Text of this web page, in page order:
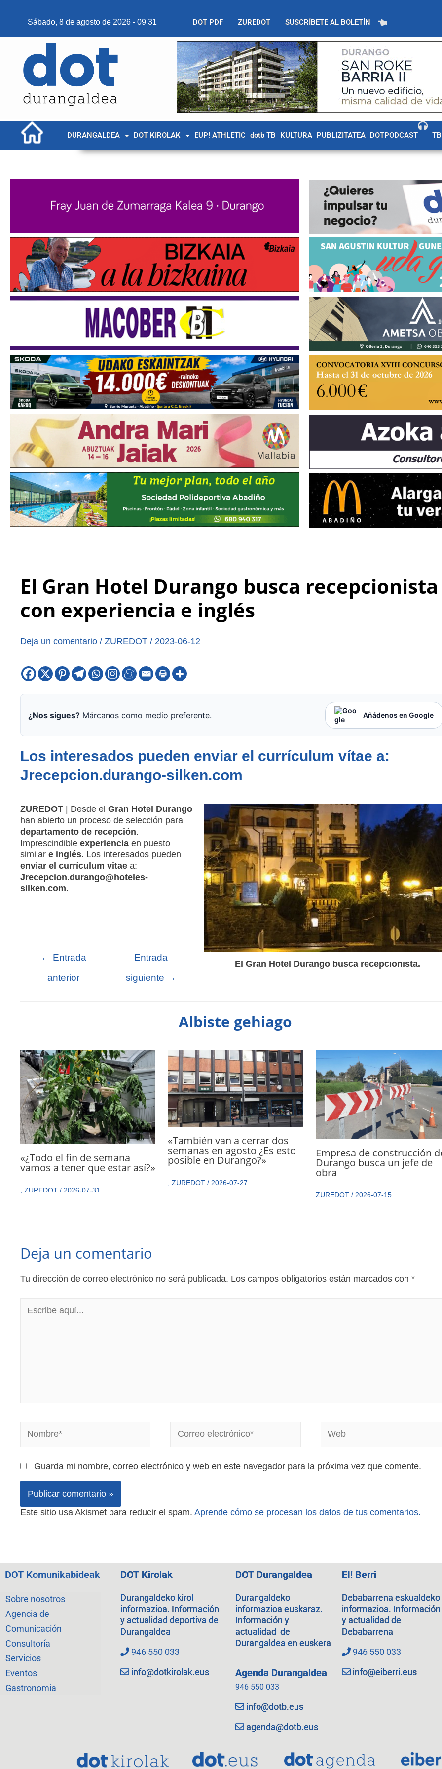
Sábado, 8 de agosto de 2026 - 09:31 DOT PDF ZUREDOT SUSCRÍBETE AL BOLETÍN
DURANGALDEA DOT KIROLAK EUP! ATHLETIC dotb TB KULTURA PUBLIZITATEA DOTPODCAST
El Gran Hotel Durango busca recepcionista
con experiencia e inglés
Deja un comentario / ZUREDOT/ 2023-06-12
¿Nos sigues?Márcanos como medio preferente. Añádenos en Google
Los interesados pueden enviar el currículum vítae a:
Jrecepcion.durango-silken.com
El Gran Hotel Durango busca recepcionista.
ZUREDOT| Desde el Gran Hotel Durango
han abierto un proceso de selección para
departamento de recepción.
Imprescindible experiencia en puesto
similar e inglés. Los interesados pueden
enviar el currículum vitaea:
Jrecepcion.durango@hoteles-
silken.com.
← Entrada
anterior
Entrada
siguiente →
Albiste gehiago
«¿Todo el fin de semana
vamos a tener que estar así?»
ZUREDOT/ 2026-07-31
«También van a cerrar dos
semanas en agosto ¿Es esto
posible en Durango?»
,ZUREDOT /2026-07-27
Empresa de construcción
Durango busca un jefe de
obra
ZUREDOT/ 2026-07-15
Deja un comentario
Tu dirección de correo electrónico no será publicada. Los campos obligatorios están marcados con *
Guarda mi nombre, correo electrónico y web en este navegador para la próxima vez que comente.
Este sitio usa Akismet para reducir el spam. Aprende cómo se procesan los datos de tus comentarios.
DOT Komunikabideak
Sobre nosotros
Agencia de
Comunicación
Consultoría
Servicios
Eventos
Gastronomia
DOT Kirolak
Durangaldeko kirol
informazioa. Información
y actualidad deportiva de
Durangaldea
946 550 033
info@dotkirolak.eus
DOT Durangaldea
Durangaldeko
informazioa euskaraz.
Información y
actualidad de
Durangaldea en euskera
Agenda Durangaldea
946 550 033
info@dotb.eus
agenda@dotb.eus
EI! Berri
Debabarrena eskualdeko
informazioa. Información
y actualidad de
Debabarrena
946 550 033
info@eiberri.eus